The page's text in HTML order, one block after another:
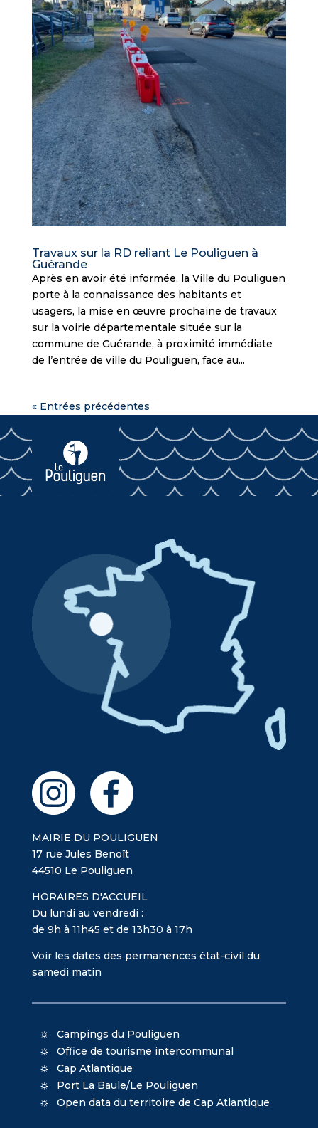
Travaux sur la RD reliant Le Pouliguen à
Guérande
Après en avoir été informée, la Ville du Pouliguen
porte à la connaissance des habitants et
usagers, la mise en œuvre prochaine de travaux
sur la voirie départementale située sur la
commune de Guérande, à proximité immédiate
de l’entrée de ville du Pouliguen, face au...
« Entrées précédentes
MAIRIE DU POULIGUEN
17 rue Jules Benoît
44510 Le Pouliguen
HORAIRES D'ACCUEIL
Du lundi au vendredi :
de 9h à 11h45 et de 13h30 à 17h
Voir les dates des permanences état-civil du
samedi matin
Campings du Pouliguen
Office de tourisme intercommunal
Cap Atlantique
Port La Baule/Le Pouliguen
Open data du territoire de Cap Atlantique